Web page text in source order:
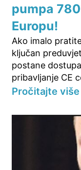
pumpa
Europu!
Ako imalo
ključan
postane
pribavljanje CE
Pročitajte više